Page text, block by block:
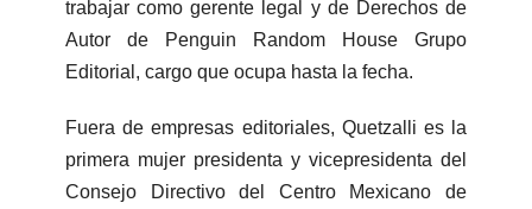
trabajar como gerente legal y de Derechos de
Autor de Penguin Random House Grupo
Editorial, cargo que ocupa hasta la fecha.
Fuera de empresas editoriales, Quetzalli es la
primera mujer presidenta y vicepresidenta del
Consejo Directivo del Centro Mexicano de